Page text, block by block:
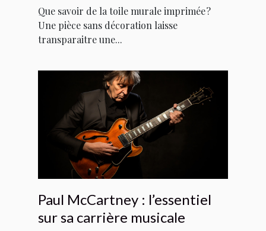
Que savoir de la toile murale imprimée ?
Une pièce sans décoration laisse
transparaitre une...
Paul McCartney : l’essentiel
sur sa carrière musicale